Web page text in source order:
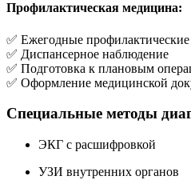
Профилактическая медицина:
✅ Ежегодные
✅ Диспансерное наблюдение
✅ Подготовка к плановым
✅ Оформление медицинской
Специальные методы
ЭКГ с расшифровкой
УЗИ внутренних органов